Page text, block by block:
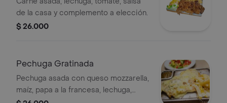
de la casa y complemento a elección.
$ 26.000
Pechuga Gratinada
Pechuga asada con queso mozzarella,
maíz, papa a la francesa, lechuga,